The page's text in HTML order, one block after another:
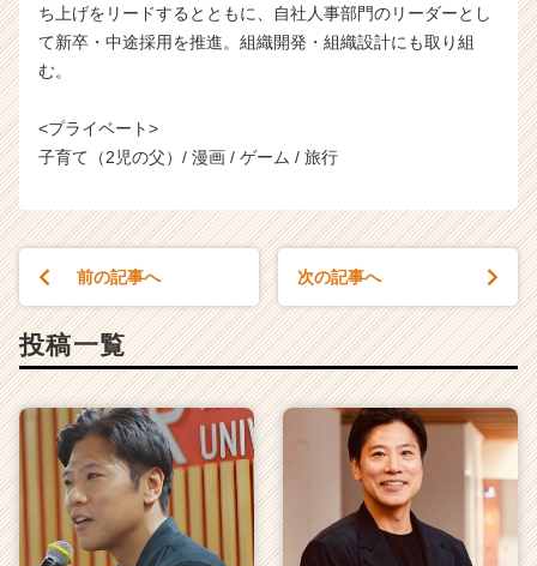
ち上げをリードするとともに、自社人事部門のリーダーとし
て新卒・中途採用を推進。組織開発・組織設計にも取り組
む。
<プライベート>
子育て（2児の父）/ 漫画 / ゲーム / 旅行
前の記事へ 次の記事へ
投稿一覧